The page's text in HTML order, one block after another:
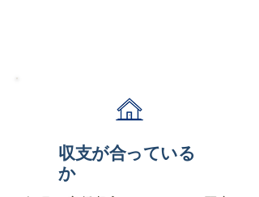
収支が合っている
か